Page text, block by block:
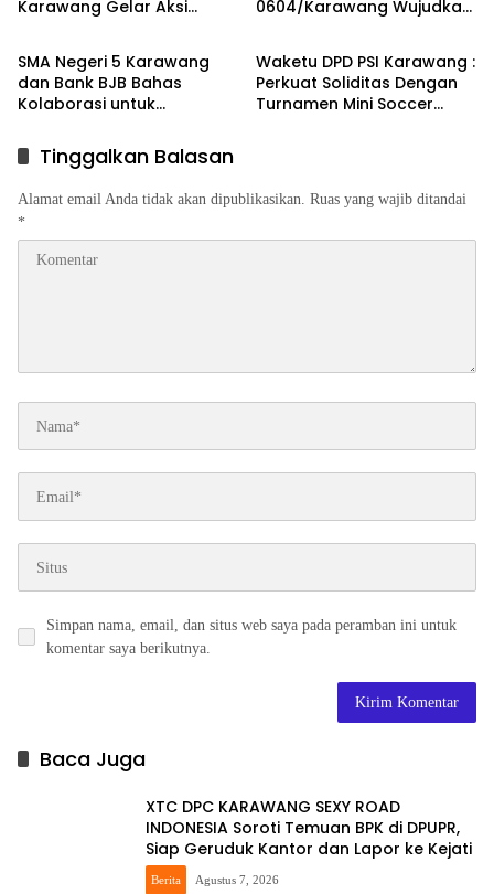
Karawang Gelar Aksi
0604/Karawang Wujudkan
Berita
SMA Negeri 5 Karawang
dan Bank BJB Bahas
Kolaborasi untuk
Pendidikan
Berita
Waketu DPD PSI Karawang :
Perkuat Soliditas Dengan
Turnamen Mini Soccer
Tinggalkan Balasan
Alamat email Anda tidak akan dipublikasikan. Ruas yang wajib ditandai
*
Simpan nama, email, dan situs web saya pada peramban ini untuk
komentar saya berikutnya.
Baca Juga
XTC DPC KARAWANG SEXY ROAD
INDONESIA Soroti Temuan BPK di DPUPR,
Siap Geruduk Kantor dan Lapor ke Kejati
Berita Agustus 7, 2026